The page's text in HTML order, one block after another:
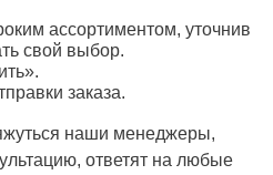
ассортиментом, уточнив
свой выбор.
заказа.
наши менеджеры,
ответят на любые